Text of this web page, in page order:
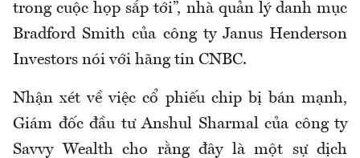
trong cuộc họp sắp tới”, nhà quản lý danh mục
Bradford Smith của công ty Janus Henderson
Investors nói với hãng tin CNBC.
Nhận xét về việc cổ phiếu chip bị bán mạnh,
Giám đốc đầu tư Anshul Sharmal của công ty
Savvy Wealth cho rằng đây là một sự dịch